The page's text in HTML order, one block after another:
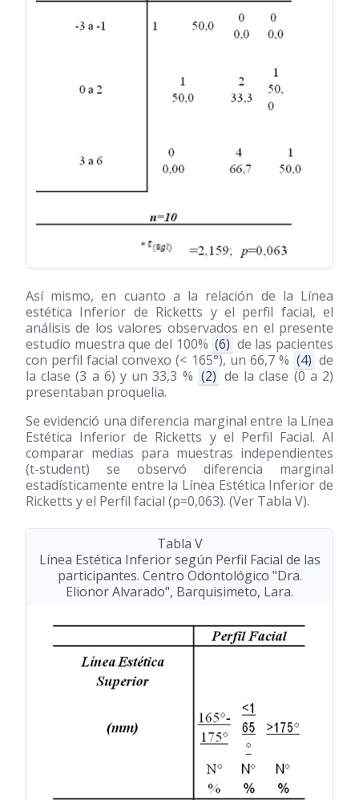
Así mismo, en cuanto a la relación de la Línea
estética Inferior de Ricketts y el perfil facial, el
análisis de los valores observados en el presente
estudio muestra que del 100% (6) de las pacientes
con perfil facial convexo (< 165°), un 66,7 % (4) de
la clase (3 a 6) y un 33,3 % (2) de la clase (0 a 2)
presentaban proquelia.
Se evidenció una diferencia marginal entre la Línea
Estética Inferior de Ricketts y el Perfil Facial. Al
comparar medias para muestras independientes
(t-student) se observó diferencia marginal
estadísticamente entre la Línea Estética Inferior de
Ricketts y el Perfil facial (p=0,063). (Ver Tabla V).
Tabla V
Línea Estética Inferior según Perfil Facial de las
participantes. Centro Odontológico "Dra.
Elionor Alvarado", Barquisimeto, Lara.